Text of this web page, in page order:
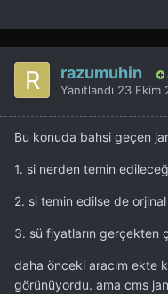
razumuhin
Yanıtlandı 23 Ekim
Bu konuda bahsi geçen
1. si nerden temin
2. si temin edilse de
3. sü fiyatların gerçekten
daha önceki aracım ekte
görünüyordu. ama cms